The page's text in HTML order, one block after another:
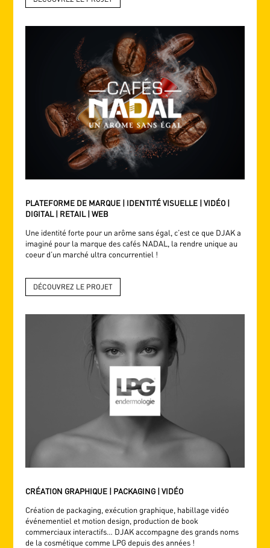
PLATEFORME DE MARQUE | IDENTITÉ VISUELLE | VIDÉO |
DIGITAL | RETAIL | WEB
Une identité forte pour un arôme sans égal, c’est ce que DJAK a
imaginé pour la marque des cafés NADAL, la rendre unique au
coeur d’un marché ultra concurrentiel !
DÉCOUVREZ LE PROJET
CRÉATION GRAPHIQUE | PACKAGING | VIDÉO
Création de packaging, exécution graphique, habillage vidéo
événementiel et motion design, production de book
commerciaux interactifs… DJAK accompagne des grands noms
de la cosmétique comme LPG depuis des années !